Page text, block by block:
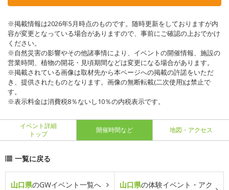
※掲載情報は2026年5月時点のものです。随時更新をしておりますが内
容が変更となっている場合がありますので、事前にご確認の上おでかけ
ください。
※自然災害の影響やその他諸事情により、イベントの開催情報、施設の
営業時間、植物の開花・見頃期間などは変更になる場合があります。
※掲載されている画像は取材先から本ページへの掲載の許諾をいただ
き、提供されたものとなります。画像の無断転載(二次使用)は禁止で
す。
※表示料金は消費税8％ないし10％の内税表示です。
イベント詳細
トップ
開催時間など 地図・アクセス
一覧に戻る
山口県のGWイベント一覧へ 山口県の体験イベント・アク